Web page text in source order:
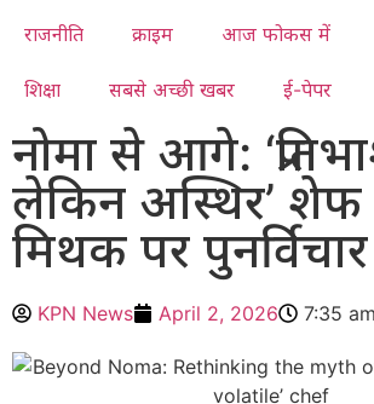
राजनीति क्राइम आज फोकस में
शिक्षा सबसे अच्छी खबर ई-पेपर
नोमा से आगे:
लेकिन अस्थिर’
मिथक पर पुनर्विचार
KPN News April 2, 2026 7:35 am